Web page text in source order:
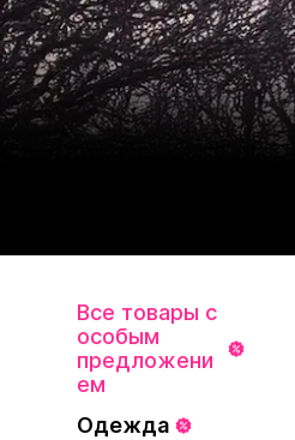
Все товары с
особым
предложени
ем
Одежда